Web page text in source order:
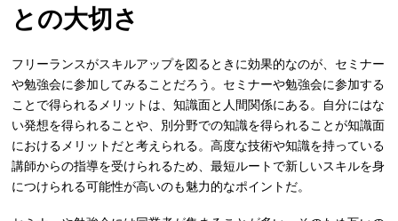
との大切さ
フリーランスがスキルアップを図るときに効果的なのが、セミナー
や勉強会に参加してみることだろう。セミナーや勉強会に参加する
ことで得られるメリットは、知識面と人間関係にある。自分にはな
い発想を得られることや、別分野での知識を得られることが知識面
におけるメリットだと考えられる。高度な技術や知識を持っている
講師からの指導を受けられるため、最短ルートで新しいスキルを身
につけられる可能性が高いのも魅力的なポイントだ。